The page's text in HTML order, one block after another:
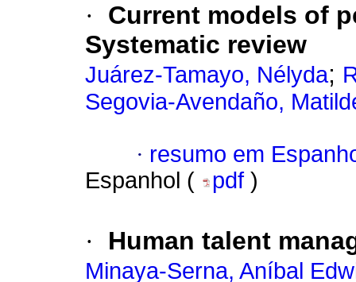
·
Current models of
Systematic review
Juárez-Tamayo, Nélyda;
Segovia-Avendaño,
· resumo em
Espanhol (
pdf )
· Human talent
Minaya-Serna, Aníbal